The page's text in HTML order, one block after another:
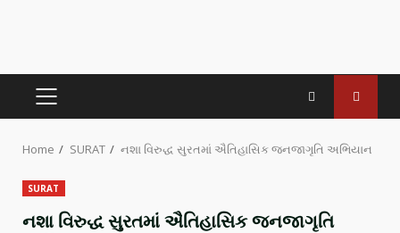
Home SURAT નશા વિરુદ્ધ સુરતમાં ઐતિહાસિક જનજાગૃતિ અભિયાન
SURAT
નશા વિરુદ્ધ સુરતમાં ઐતિહાસિક જનજાગૃતિ